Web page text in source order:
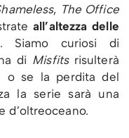
, The Office
all’altezza delle
Siamo curiosi di
di Misfitsrisulterà
o se la perdita del
la serie sarà una
d’oltreoceano.